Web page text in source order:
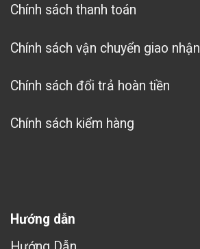
Chính sách thanh toán
Chính sách vận chuyển giao nhận
Chính sách đổi trả hoàn tiền
Chính sách kiểm hàng
Hướng dẫn